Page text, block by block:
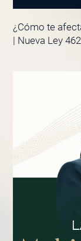
¿Cómo te
| Nueva Ley